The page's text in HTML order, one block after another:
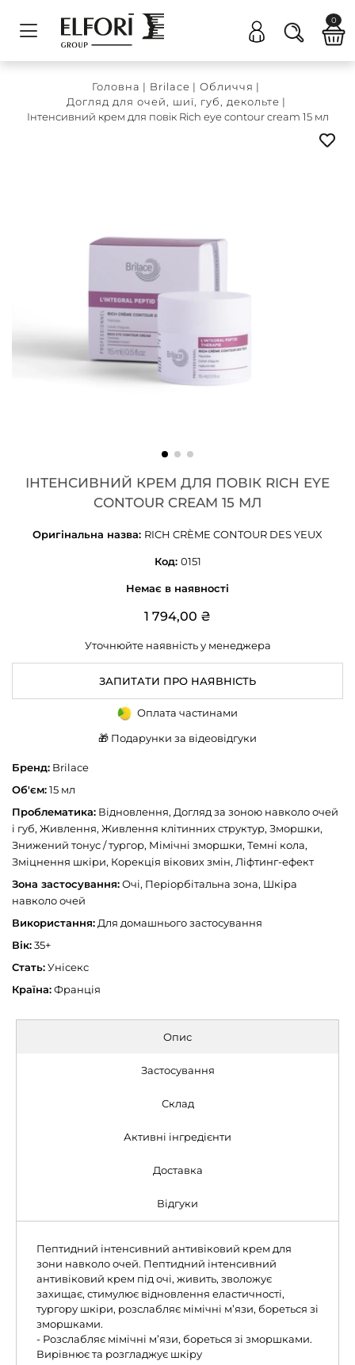
0
Головна | Brilace | Обличчя |
Догляд для очей, шиї, губ, декольте |
Інтенсивний крем для повік Rich eye contour cream 15 мл
ІНТЕНСИВНИЙ КРЕМ ДЛЯ ПОВІК RICH EYE
CONTOUR CREAM 15 МЛ
Оригінальна назва: RICH CRÈME CONTOUR DES YEUX
Код: 0151
Немає в наявності
1 794,00 ₴
Уточнюйте наявність у менеджера
ЗАПИТАТИ ПРО НАЯВНІСТЬ
Оплата частинами
🎁 Подарунки за відеовідгуки
Бренд: Brilace
Об'єм:15 мл
Проблематика: Відновлення, Догляд за зоною навколо очей
і губ, Живлення, Живлення клітинних структур, Зморшки,
Знижений тонус / тургор, Мімічні зморшки, Темні кола,
Зміцнення шкіри, Корекція вікових змін, Ліфтинг-ефект
Зона застосування:Очі, Періорбітальна зона, Шкіра
навколо очей
Використання: Для домашнього застосування
Вік:35+
Стать:Унісекс
Країна:Франція
Опис
Застосування
Склад
Активні інгредієнти
Доставка
Відгуки
Пептидний інтенсивний антивіковий крем для
зони навколо очей. Пептидний інтенсивний
антивіковий крем під очі, живить, зволожує
захищає, стимулює відновлення еластичності,
тургору шкіри, розслабляє мімічні м’язи, бореться зі
зморшками.
- Розслабляє мімічні м’язи, бореться зі зморшками.
Вирівнює та розгладжує шкіру